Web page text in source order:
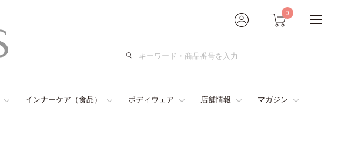
0
検
インナーケア（食品） ボディウェア 店舗情報 マガジン